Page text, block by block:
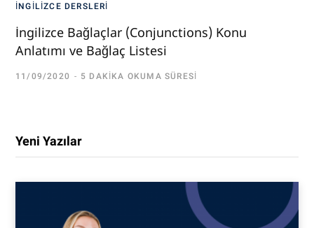
İNGILIZCE DERSLERI
İngilizce Bağlaçlar (Conjunctions) Konu
Anlatımı ve Bağlaç Listesi
11/09/2020 5 DAKIKA OKUMA SÜRESI
Yeni Yazılar